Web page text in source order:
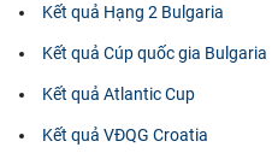
Kết quả Hạng 2 Bulgaria
Kết quả Cúp quốc gia Bulgaria
Kết quả Atlantic Cup
Kết quả VĐQG Croatia